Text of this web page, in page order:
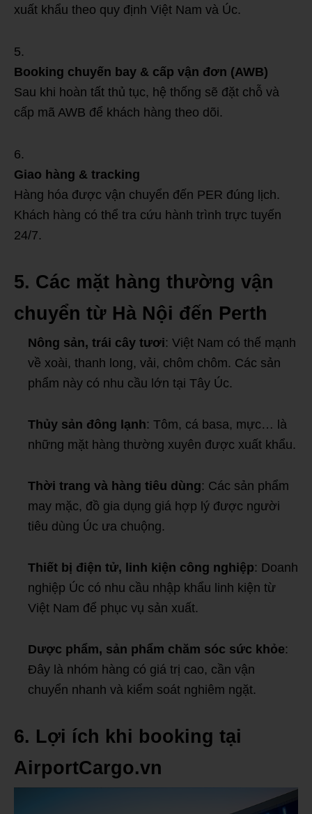
xuất khẩu theo quy định Việt Nam và Úc.
Booking chuyến bay & cấp vận đơn (AWB)
Sau khi hoàn tất thủ tục, hệ thống sẽ đặt chỗ và
cấp mã AWB để khách hàng theo dõi.
Giao hàng & tracking
Hàng hóa được vận chuyển đến PER đúng lịch.
Khách hàng có thể tra cứu hành trình trực tuyến
24/7.
5. Các mặt hàng thường vận
chuyển từ Hà Nội đến Perth
Nông sản, trái cây tươi: Việt Nam có thế mạnh
về xoài, thanh long, vải, chôm chôm. Các sản
phẩm này có nhu cầu lớn tại Tây Úc.
Thủy sản đông lạnh: Tôm, cá basa, mực… là
những mặt hàng thường xuyên được xuất khẩu.
Thời trang và hàng tiêu dùng: Các sản phẩm
may mặc, đồ gia dụng giá hợp lý được người
tiêu dùng Úc ưa chuộng.
Thiết bị điện tử, linh kiện công nghiệp: Doanh
nghiệp Úc có nhu cầu nhập khẩu linh kiện từ
Việt Nam để phục vụ sản xuất.
Dược phẩm, sản phẩm chăm sóc sức khỏe:
Đây là nhóm hàng có giá trị cao, cần vận
chuyển nhanh và kiểm soát nghiêm ngặt.
6. Lợi ích khi booking tại
AirportCargo.vn